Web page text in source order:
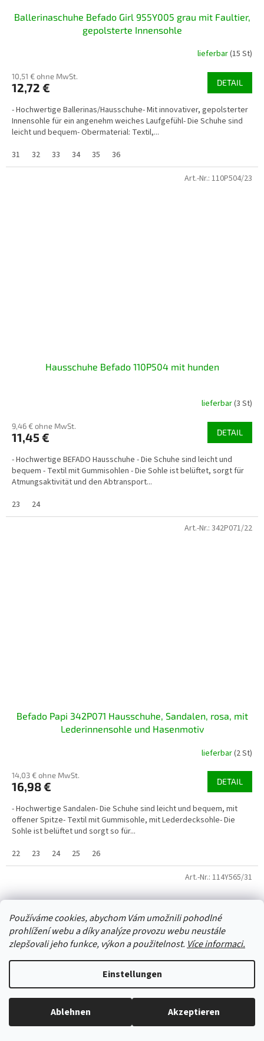
Používáme cookies, abychom Vám umožnili pohodlné
prohlížení webu a díky analýze provozu webu neustále
zlepšovali jeho funkce, výkon a použitelnost. Více informaci.
Einstellungen
Ablehnen Akzeptieren
Ballerinaschuhe Befado Girl 955Y005 grau mit Faultier,
gepolsterte Innensohle
lieferbar(15 St)
10,51 € ohne MwSt.
12,72 € DETAIL
- Hochwertige Ballerinas/Hausschuhe- Mit innovativer, gepolsterter
Innensohle für ein angenehm weiches Laufgefühl- Die Schuhe sind
leicht und bequem- Obermaterial: Textil,...
31
32 33 34 35 36
Hausschuhe Befado 110P504 mit hunden
lieferbar(3 St)
9,46 € ohne MwSt.
11,45 € DETAIL
- Hochwertige BEFADO Hausschuhe - Die Schuhe sind leicht und
bequem - Textil mit Gummisohlen - Die Sohle ist belüftet, sorgt für
Atmungsaktivität und den Abtransport...
23
24
Art.-Nr.: 110P504/23
Befado Papi 342P071 Hausschuhe, Sandalen, rosa, mit
Lederinnensohle und Hasenmotiv
lieferbar(2 St)
14,03 € ohne MwSt.
16,98 € DETAIL
- Hochwertige Sandalen- Die Schuhe sind leicht und bequem, mit
offener Spitze- Textil mit Gummisohle, mit Lederdecksohle- Die
Sohle ist belüftet und sorgt so für...
22
23 24 25 26
Art.-Nr.: 342P071/22
Art.-Nr.: 114Y565/31